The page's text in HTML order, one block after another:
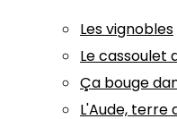
Les vignobles
Le cassoulet
Ça bouge
L'Aude, terre